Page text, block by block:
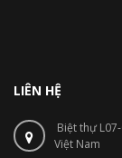
LIÊN HỆ
Biệt thự
Việt Nam